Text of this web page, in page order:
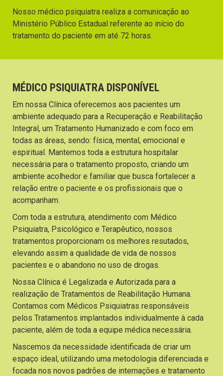
Nosso médico psiquiatra realiza a comunicação ao
Ministério Público Estadual referente ao início do
tratamento do paciente em até 72 horas.
MÉDICO PSIQUIATRA DISPONÍVEL
Em nossa Clínica oferecemos aos pacientes um
ambiente adequado para a Recuperação e Reabilitação
Integral, um Tratamento Humanizado e com foco em
todas as áreas, sendo: física, mental, emocional e
espiritual. Mantemos toda a estrutura hospitalar
necessária para o tratamento proposto, criando um
ambiente acolhedor e familiar que busca fortalecer a
relação entre o paciente e os profissionais que o
acompanham.
Com toda a estrutura, atendimento com Médico
Psiquiatra, Psicológico e Terapêutico, nossos
tratamentos proporcionam os melhores resutados,
elevando assim a qualidade de vida de nossos
pacientes e o abandono no uso de drogas.
Nossa Clínica é Legalizada e Autorizada para a
realização de Tratamentos de Reabilitação Humana.
Contamos com Médicos Psiquiatras responsáveis
pelos Tratamentos implantados individualmente à cada
paciente, além de toda a equipe médica necessária.
Nascemos da necessidade identificada de criar um
espaço ideal, utilizando uma metodologia diferenciada e
focada nos novos padrões de internações e tratamento